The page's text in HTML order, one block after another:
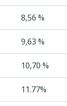
8,56 %
9,63 %
10,70 %
11.77%